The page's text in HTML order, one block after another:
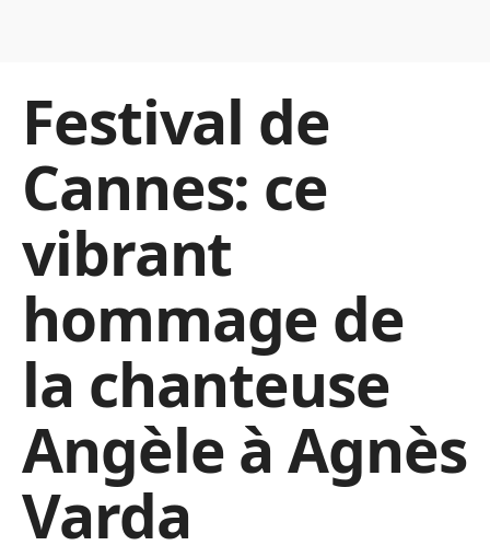
Festival de
Cannes: ce
vibrant
hommage de
la chanteuse
Angèle à Agnès
Varda